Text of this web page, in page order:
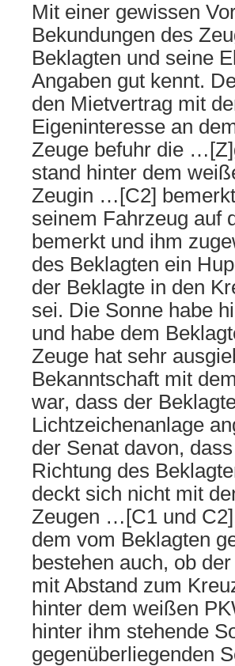
Mit einer gewissen
Bekundungen des
Beklagten und seine
Angaben gut kennt.
den Mietvertrag mit
Eigeninteresse an
Zeuge befuhr die
stand hinter dem
Zeugin …[C2]
seinem Fahrzeug auf
bemerkt und ihm
des Beklagten ein
der Beklagte in den
sei. Die Sonne habe
und habe dem
Zeuge hat sehr
Bekanntschaft mit
war, dass der
Lichtzeichenanlage
der Senat davon,
Richtung des
deckt sich nicht mit
Zeugen …[C1 und
dem vom Beklagten
bestehen auch, ob
mit Abstand zum
hinter dem weißen
hinter ihm stehende
gegenüberliegenden